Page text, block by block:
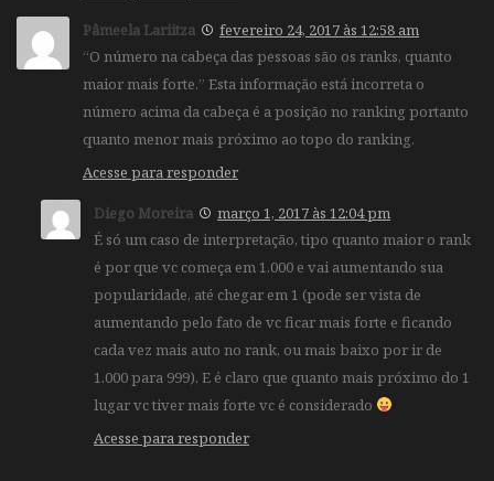
Pâmeela Lariitza
fevereiro 24, 2017 às 12:58 am
“O número na cabeça das pessoas são os ranks, quanto
maior mais forte.” Esta informação está incorreta o
número acima da cabeça é a posição no ranking portanto
quanto menor mais próximo ao topo do ranking.
Acesse para responder
Diego Moreira
março 1, 2017 às 12:04 pm
É só um caso de interpretação, tipo quanto maior o rank
é por que vc começa em 1.000 e vai aumentando sua
popularidade, até chegar em 1 (pode ser vista de
aumentando pelo fato de vc ficar mais forte e ficando
cada vez mais auto no rank, ou mais baixo por ir de
1.000 para 999). E é claro que quanto mais próximo do 1
lugar vc tiver mais forte vc é considerado
Acesse para responder